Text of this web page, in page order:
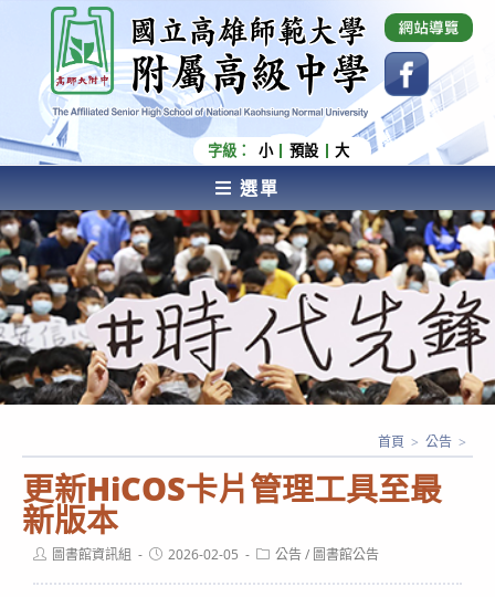
內
容
國立高雄師範大學附屬高級中學 Affiliated Senior
High School of National Kaohsiung Normal
University
字級： 小 預設 大
選單
AFFILIATED SENIOR HIGH SCHOOL OF NATIONAL
KAOHSIUNG NORMAL UNIVERSITY
更新HiCOS卡片管理工具至最
新版本
首頁 > 公告 >
Post圖書館資訊組
Post2026-02-05
Post公告/ 圖書館公告